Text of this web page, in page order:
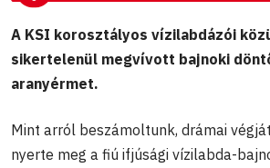
A KSI korosztályos vízilabdázói
sikertelenül megvívott bajnoki
aranyérmet.
Mint arról beszámoltunk, drámai
nyerte meg a fiú ifjúsági vízilabda-